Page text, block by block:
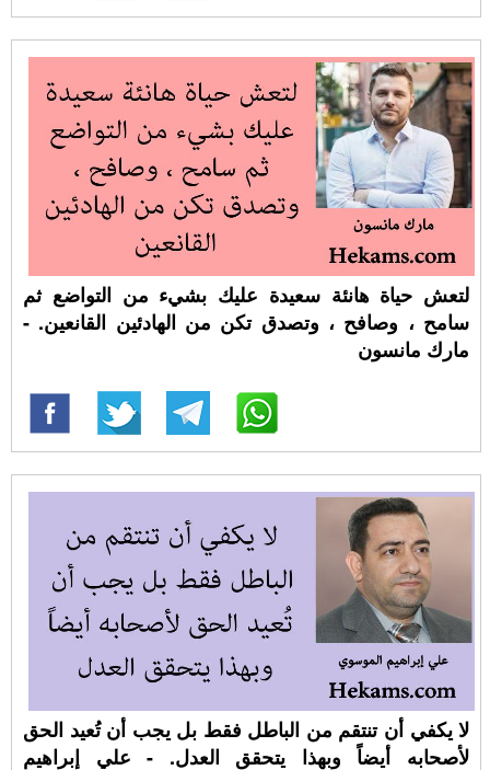
لتعش حياة هانئة سعيدة عليك بشيء من التواضع ثم
سامح ، وصافح ، وتصدق تكن من الهادئين القانعين. -
مارك مانسون
لا يكفي أن تنتقم من الباطل فقط بل يجب أن تُعيد الحق
لأصحابه أيضاً وبهذا يتحقق العدل. - علي إبراهيم